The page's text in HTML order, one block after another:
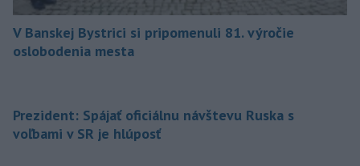
V Banskej Bystrici si pripomenuli 81. výročie
oslobodenia mesta
Prezident: Spájať oficiálnu návštevu Ruska s
voľbami v SR je hlúposť